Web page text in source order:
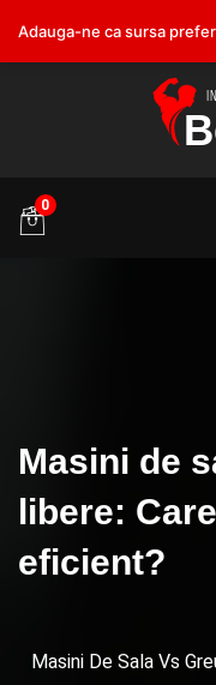
0
Masini de
libere:
eficient?
Masini De Sala Vs
Adauga-ne ca sursa